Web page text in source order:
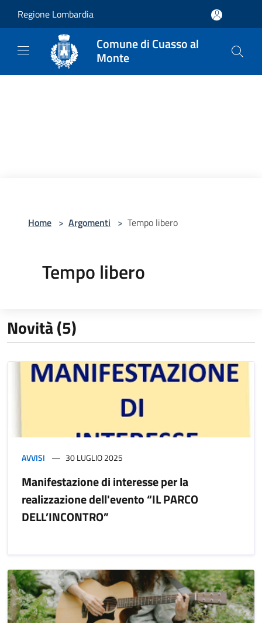
Regione Lombardia
Comune di Cuasso al
Monte
Home > Argomenti > Tempo libero
Tempo libero
Novità (5)
AVVISI 30 LUGLIO 2025
Manifestazione di interesse per la
realizzazione dell'evento “IL PARCO
DELL’INCONTRO”